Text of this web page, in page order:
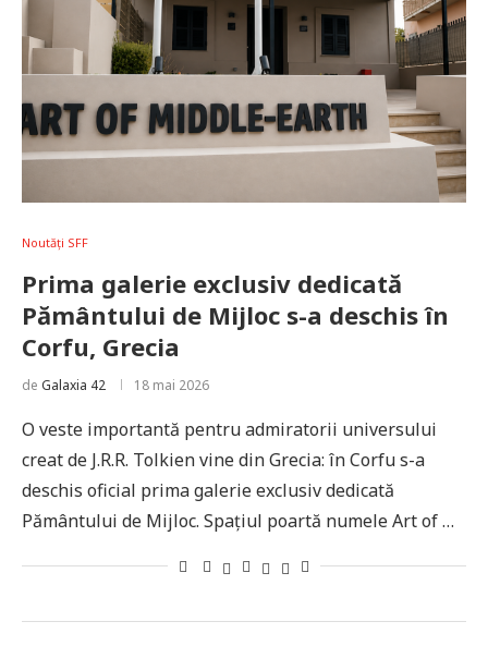
Noutăți SFF
Prima galerie exclusiv dedicată
Pământului de Mijloc s-a deschis în
Corfu, Grecia
de Galaxia 42 18 mai 2026
O veste importantă pentru admiratorii universului
creat de J.R.R. Tolkien vine din Grecia: în Corfu s-a
deschis oficial prima galerie exclusiv dedicată
Pământului de Mijloc. Spațiul poartă numele Art of …